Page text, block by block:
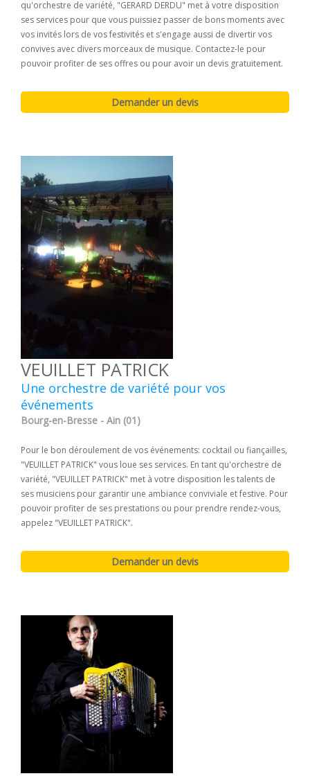
qu'orchestre de variété, "GERARD DERDU" met à votre disposition
ses services pour que vous puissiez passer de bons moments avec
vos invités lors de vos festivités et s'engage aussi de divertir vos
convives avec divers morceaux de musique. Contactez-le pour
pouvoir profiter de ses offres ou pour avoir un devis gratuitement.
VEUILLET PATRICK
Une orchestre de variété pour vos
événements
Bourg-en-Bresse - Ain (01)
Pour le bon déroulement de vos événements: cocktail ou fiançailles,
"VEUILLET PATRICK" vous loue ses services. En tant qu'orchestre de
variété, "VEUILLET PATRICK" met à votre disposition les talents de
ses musiciens pour garantir une ambiance conviviale et festive. Pour
pouvoir profiter de ses prestations ou pour prendre rendez-vous,
appelez "VEUILLET PATRICK".